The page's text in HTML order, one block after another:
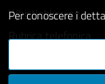
Whistleblowing
Rubrica telefonica
SEGUICI SU
Per conoscere i